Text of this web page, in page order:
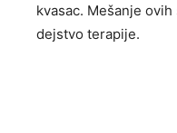
kvasac. Mešanje
dejstvo terapije.